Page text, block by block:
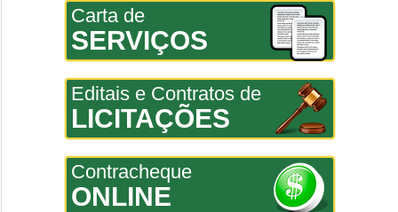
Carta de
SERVIÇOS
Editais e Contratos de
LICITAÇÕES
Contracheque
ONLINE